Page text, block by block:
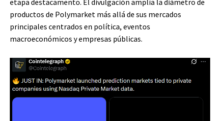
etapa destacamento. El divulgación amplía la diámetro de
productos de Polymarket más allá de sus mercados
principales centrados en política, eventos
macroeconómicos y empresas públicas.